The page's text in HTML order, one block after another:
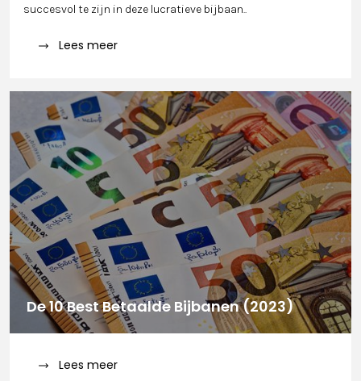
succesvol te zijn in deze lucratieve bijbaan..
Lees meer
De 10 Best Betaalde Bijbanen (2023)
Lees meer